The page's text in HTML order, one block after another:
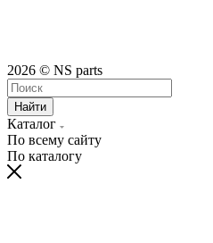
2026 © NS parts
Найти
Каталог
По всему сайту
По каталогу